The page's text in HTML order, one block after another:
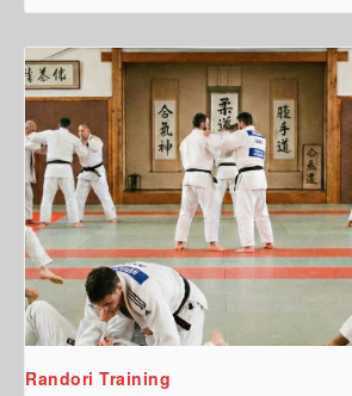
Randori Training